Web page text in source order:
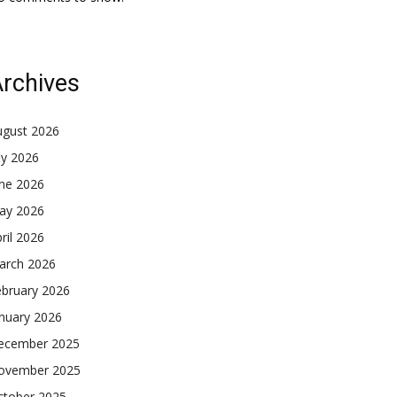
2026
2026
2026
2026
2026
2026
2026
2026
2025
2025